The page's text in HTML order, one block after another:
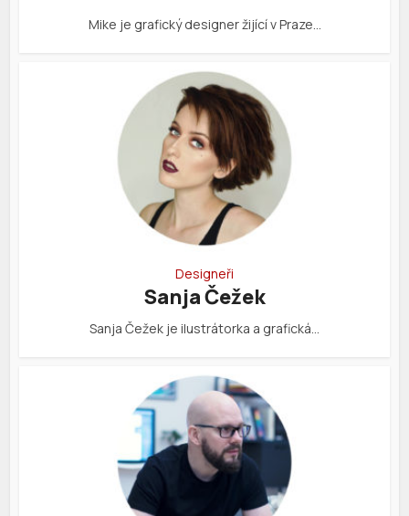
Mike je grafický designer žijící v Praze…
Designeři
Sanja Čežek
Sanja Čežek je ilustrátorka a grafická…